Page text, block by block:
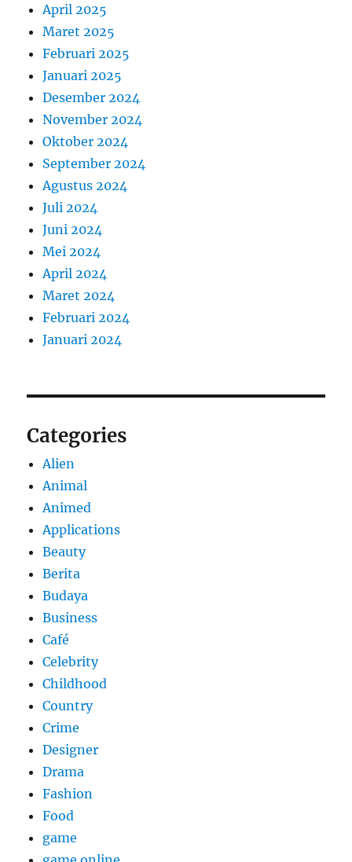
April 2025
Maret 2025
Februari 2025
Januari 2025
Desember 2024
November 2024
Oktober 2024
September 2024
Agustus 2024
Juli 2024
Juni 2024
Mei 2024
April 2024
Maret 2024
Februari 2024
Januari 2024
Categories
Alien
Animal
Animed
Applications
Beauty
Berita
Budaya
Business
Café
Celebrity
Childhood
Country
Crime
Designer
Drama
Fashion
Food
game